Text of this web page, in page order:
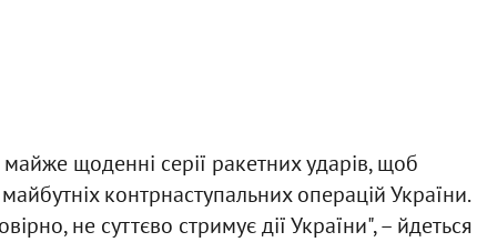
майже щоденні серії ракетних ударів, щоб
контрнаступальних операцій України.
не суттєво стримує дії України", – йдеться